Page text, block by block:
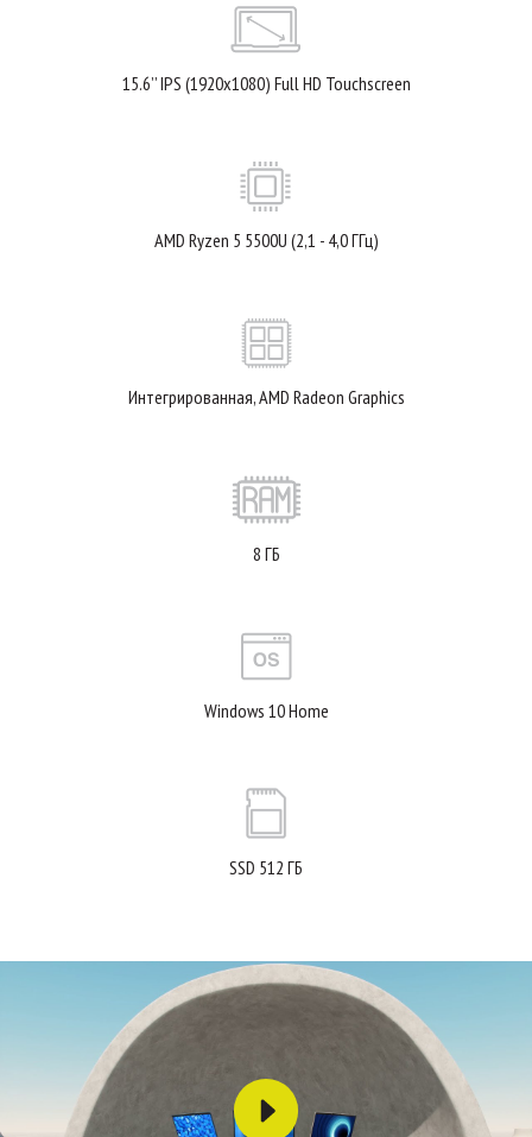
15.6’’ IPS (1920x1080) Full HD Touchscreen
AMD Ryzen 5 5500U (2,1 - 4,0 ГГц)
Интегрированная, AMD Radeon Graphics
8 ГБ
Windows 10 Home
SSD 512 ГБ